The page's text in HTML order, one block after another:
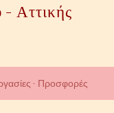
Αττικής
- Προσφορές